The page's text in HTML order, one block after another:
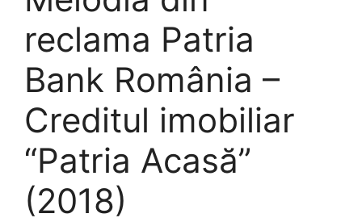
reclama Patria
Bank România –
Creditul imobiliar
“Patria Acasă”
(2018)